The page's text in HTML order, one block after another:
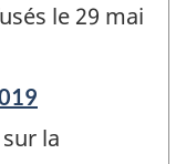
le 29 mai
la